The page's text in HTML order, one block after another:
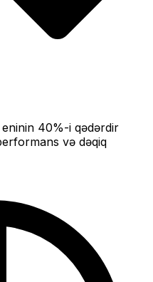
40%-i qədərdir
və dəqiq